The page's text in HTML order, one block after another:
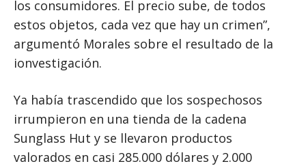
los consumidores. El precio sube, de todos
estos objetos, cada vez que hay un crimen”,
argumentó Morales sobre el resultado de la
ionvestigación.
Ya había trascendido que los sospechosos
irrumpieron en una tienda de la cadena
Sunglass Hut y se llevaron productos
valorados en casi 285.000 dólares y 2.000